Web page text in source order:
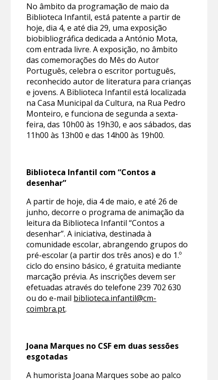
No âmbito da programação de maio da
Biblioteca Infantil, está patente a partir de
hoje, dia 4, e até dia 29, uma exposição
biobibliográfica dedicada a António Mota,
com entrada livre. A exposição, no âmbito
das comemorações do Mês do Autor
Português, celebra o escritor português,
reconhecido autor de literatura para crianças
e jovens. A Biblioteca Infantil está localizada
na Casa Municipal da Cultura, na Rua Pedro
Monteiro, e funciona de segunda a sexta-
feira, das 10h00 às 19h30, e aos sábados, das
11h00 às 13h00 e das 14h00 às 19h00.
Biblioteca Infantil com “Contos a
desenhar”
A partir de hoje, dia 4 de maio, e até 26 de
junho, decorre o programa de animação da
leitura da Biblioteca Infantil “Contos a
desenhar”. A iniciativa, destinada à
comunidade escolar, abrangendo grupos do
pré-escolar (a partir dos três anos) e do 1.º
ciclo do ensino básico, é gratuita mediante
marcação prévia. As inscrições devem ser
efetuadas através do telefone 239 702 630
ou do e-mail biblioteca.infantil@cm-
coimbra.pt.
Joana Marques no CSF em duas sessões
esgotadas
A humorista Joana Marques sobe ao palco